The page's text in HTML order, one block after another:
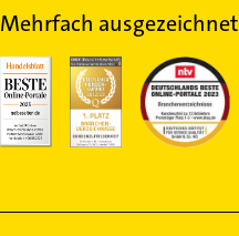
Mehrfach ausgezeichnet